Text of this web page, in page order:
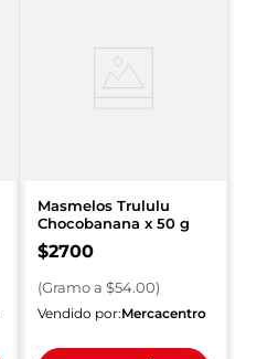
Masmelos Trululu
Chocobanana x 50 g
$2700
(Gramoa $54.00)
Vendido por:Mercacentro